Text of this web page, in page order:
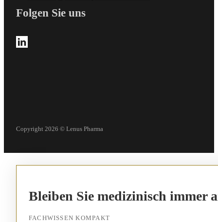
Folgen Sie uns
Follow us on LinkedIn
Copyright 2026 © Lenus Pharma
Bleiben Sie medizinisch immer
FACHWISSEN KOMPAKT